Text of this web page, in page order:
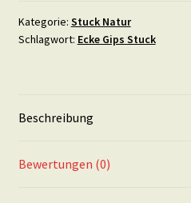
cm
Menge
Kategorie: Stuck Natur
Schlagwort: Ecke Gips Stuck
Beschreibung
Bewertungen (0)